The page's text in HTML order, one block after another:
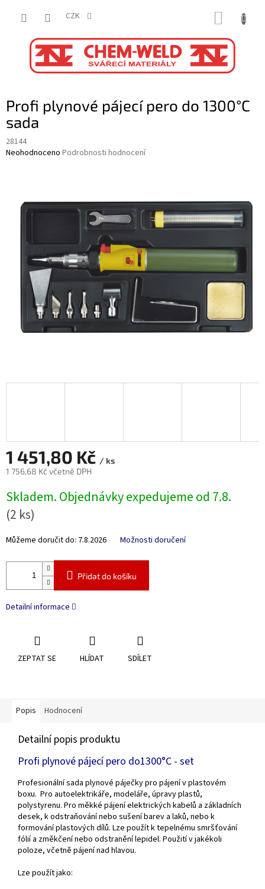
CZK
Profi plynové pájecí pero do 1300°C
sada
28144
Průměrné
Neohodnoceno Podrobnosti hodnocení
1 451,80 Kč / ks
1 756,68 Kč včetně DPH
cena:
Skladem. Objednávky expedujeme od 7.8.
(2 ks)
Můžeme doručit do: 7.8.2026 Možnosti doručení
Přidat do košíku
Detailní informace
ZEPTAT SE HLÍDAT SDÍLET
Popis Hodnocení
Detailní popis produktu
Profi plynové pájecí pero do1300°C - set
Profesionální sada plynové páječky pro pájení v plastovém
boxu. Pro autoelektrikáře, modeláře, úpravy plastů,
polystyrenu. Pro měkké pájení elektrických kabelů a základních
desek, k odstraňování nebo sušení barev a laků, nebo k
formování plastových dílů. Lze použít k tepelnému smršťování
fólií a změkčení nebo odstranění lepidel. Použití v jakékoli
poloze, včetně pájení nad hlavou.
Lze použít jako: